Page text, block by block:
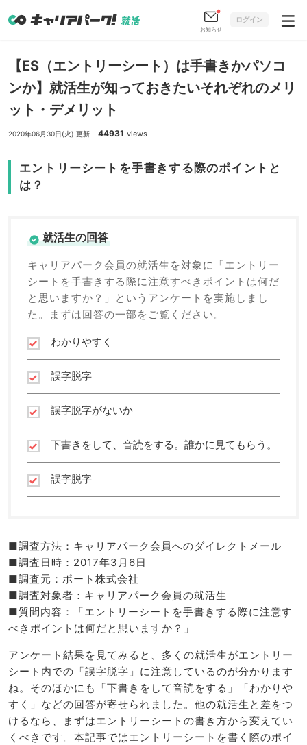
お知らせ
ログイン
【ES（エントリーシート）は手書きかパソコ
ンか】就活生が知っておきたいそれぞれのメリ
ット・デメリット
2020年06月30日(火) 更新 44931 views
エントリーシートを手書きする際のポイントと
は？
就活生の回答
キャリアパーク会員の就活生を対象に「エントリー
シートを手書きする際に注意すべきポイントは何だ
と思いますか？」というアンケートを実施しまし
た。まずは回答の一部をご覧ください。
わかりやすく
誤字脱字
誤字脱字がないか
下書きをして、音読をする。誰かに見てもらう。
誤字脱字
■調査方法：キャリアパーク会員へのダイレクトメール
■調査日時：2017年3月6日
■調査元：ポート株式会社
■調査対象者：キャリアパーク会員の就活生
■質問内容：「エントリーシートを手書きする際に注意す
べきポイントは何だと思いますか？」
アンケート結果を見てみると、多くの就活生がエントリー
シート内での「誤字脱字」に注意しているのが分かります
ね。そのほかにも「下書きをして音読をする」「わかりや
すく」などの回答が寄せられました。他の就活生と差をつ
けるなら、まずはエントリーシートの書き方から変えてい
くべきです。本記事ではエントリーシートを書く際のポイ